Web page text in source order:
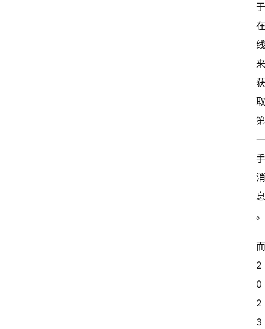
2
0
2
3